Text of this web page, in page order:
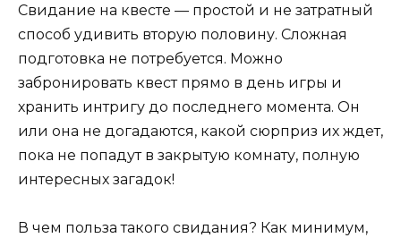
Свидание на квесте — простой и не затратный
способ удивить вторую половину. Сложная
подготовка не потребуется. Можно
забронировать квест прямо в день игры и
хранить интригу до последнего момента. Он
или она не догадаются, какой сюрприз их ждет,
пока не попадут в закрытую комнату, полную
интересных загадок!
В чем польза такого свидания? Как минимум,